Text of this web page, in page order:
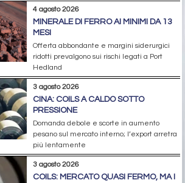
4 agosto 2026
MINERALE DI FERRO AI MINIMI DA 13
MESI
Offerta abbondante e margini siderurgici
ridotti prevalgono sui rischi legati a Port
Hedland
3 agosto 2026
CINA: COILS A CALDO SOTTO
PRESSIONE
Domanda debole e scorte in aumento
pesano sul mercato interno; l’export arretra
più lentamente
3 agosto 2026
COILS: MERCATO QUASI FERMO, MA I